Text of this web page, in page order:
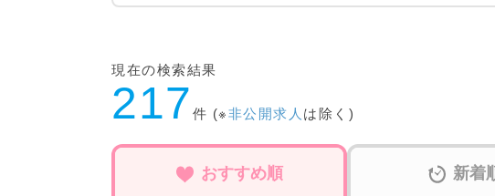
現在の検索結果
217 件 (※非公開求人 は除く)
おすすめ順 新着